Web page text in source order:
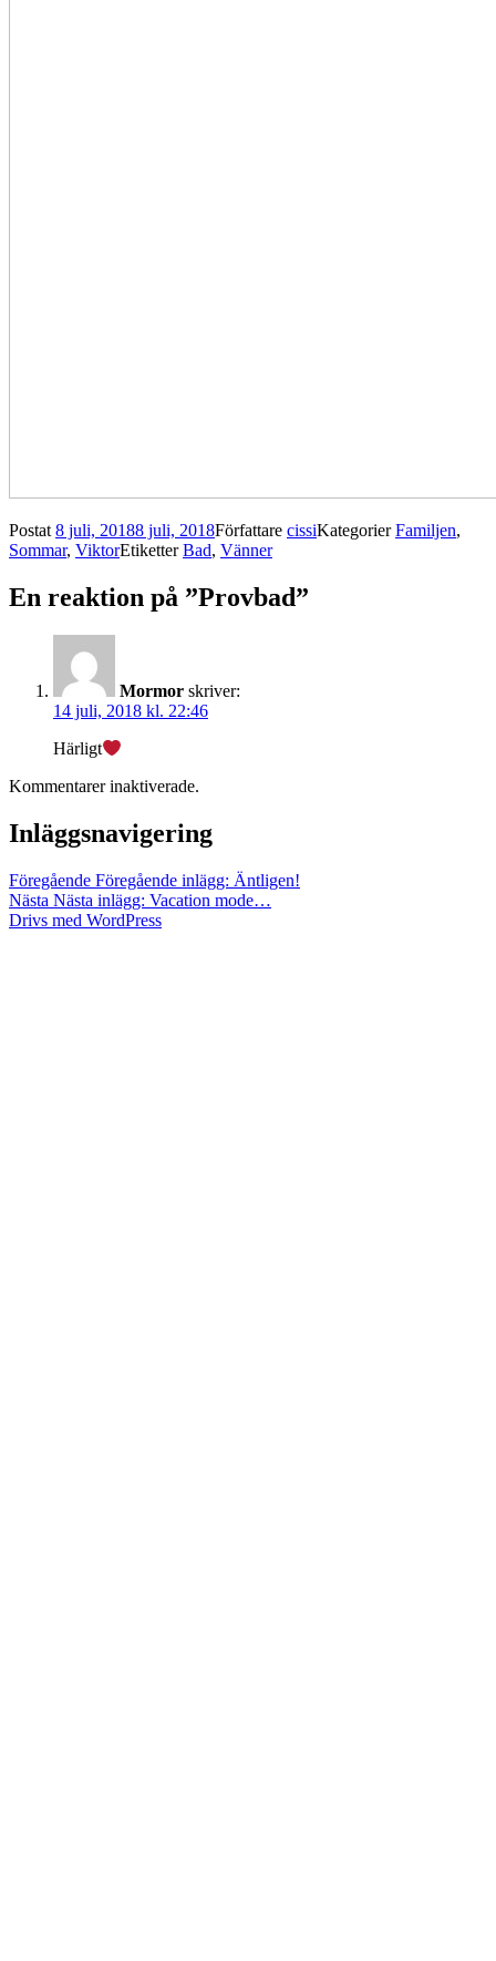
Postat 8 juli, 20188 juli, 2018Författare cissiKategorierFamiljen,
Sommar, ViktorEtiketterBad, Vänner
En reaktion på ”Provbad”
Mormor skriver:
14 juli, 2018 kl. 22:46
Härligt
Kommentarer inaktiverade.
Inläggsnavigering
Föregående Föregående inlägg: Äntligen!
Nästa Nästa inlägg: Vacation mode…
Drivs med WordPress